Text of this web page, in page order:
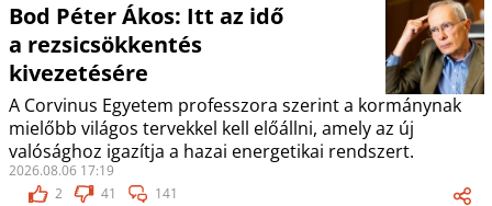
Bod Péter Ákos: Itt az idő
a rezsicsökkentés
kivezetésére
A Corvinus Egyetem professzora szerint a kormánynak
mielőbb világos tervekkel kell előállni, amely az új
valósághoz igazítja a hazai energetikai rendszert.
2026.08.06 17:19
2
41 141